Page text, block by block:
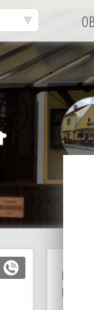
Perštejn.